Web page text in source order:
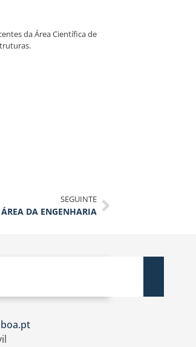
da Área Científica de
SEGUINTE
DA ENGENHARIA